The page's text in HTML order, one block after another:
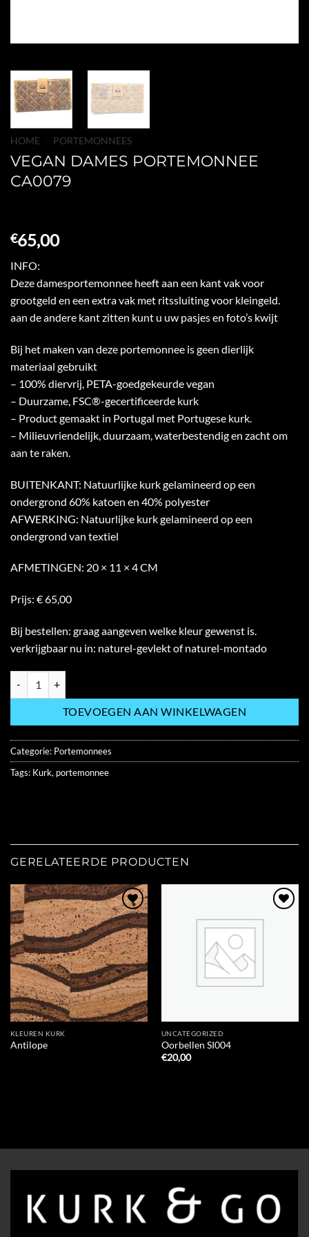
HOME PORTEMONNEES
VEGAN DAMES PORTEMONNEE
CA0079
€65,00
INFO:
Deze damesportemonnee heeft aan een kant vak voor
grootgeld en een extra vak met ritssluiting voor kleingeld.
aan de andere kant zitten kunt u uw pasjes en foto’s kwijt
Bij het maken van deze portemonnee is geen dierlijk
materiaal gebruikt
– 100% diervrij, PETA-goedgekeurde vegan
– Duurzame, FSC®-gecertificeerde kurk
– Product gemaakt in Portugal met Portugese kurk.
– Milieuvriendelijk, duurzaam, waterbestendig en zacht om
aan te raken.
BUITENKANT: Natuurlijke kurk gelamineerd op een
ondergrond 60% katoen en 40% polyester
AFWERKING: Natuurlijke kurk gelamineerd op een
ondergrond van textiel
AFMETINGEN: 20 × 11 × 4 CM
Prijs: € 65,00
Bij bestellen: graag aangeven welke kleur gewenst is.
verkrijgbaar nu in: naturel-gevlekt of naturel-montado
TOEVOEGEN AAN WINKELWAGEN
Categorie: Portemonnees
Tags: Kurk, portemonnee
GERELATEERDE PRODUCTEN
Add to
Wishlist
KLEUREN KURK
Antilope
UNCATEGORIZED
Oorbellen SI004
€20,00